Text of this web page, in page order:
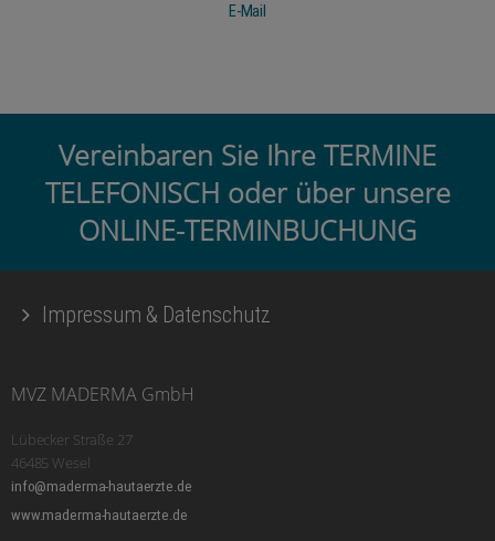
E-Mail
Vereinbaren Sie Ihre TERMINE
TELEFONISCH oder über unsere
ONLINE-TERMINBUCHUNG
Impressum & Datenschutz
MVZ MADERMA GmbH
Lübecker Straße 27
46485 Wesel
info@maderma-hautaerzte.de
www.maderma-hautaerzte.de